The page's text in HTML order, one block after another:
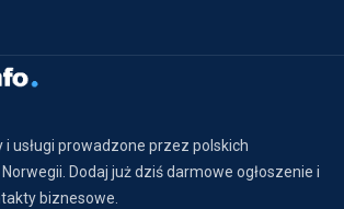
usługi prowadzone przez polskich
Dodaj już dziś darmowe ogłoszenie i
biznesowe.